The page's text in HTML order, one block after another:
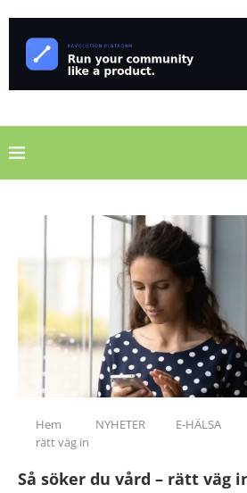
Hem NYHETER E-HÄLSA
rätt väg in
Så söker du vård – rätt väg